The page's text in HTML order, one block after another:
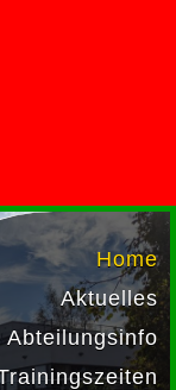
Home
Aktuelles
Abteilungsinfo